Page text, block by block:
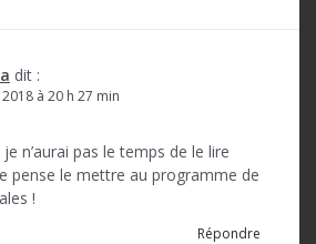
dit :
à 20 h 27 min
n’aurai pas le temps de le lire
pense le mettre au programme de
!
Répondre